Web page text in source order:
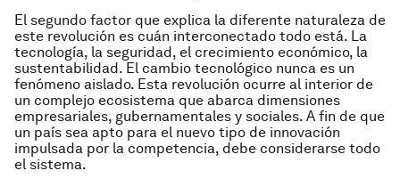
El segundo factor que explica la diferente naturaleza de
este revolución es cuán interconectado todo está. La
tecnología, la seguridad, el crecimiento económico, la
sustentabilidad. El cambio tecnológico nunca es un
fenómeno aislado. Esta revolución ocurre al interior de
un complejo ecosistema que abarca dimensiones
empresariales, gubernamentales y sociales. A fin de que
un país sea apto para el nuevo tipo de innovación
impulsada por la competencia, debe considerarse todo
el sistema.